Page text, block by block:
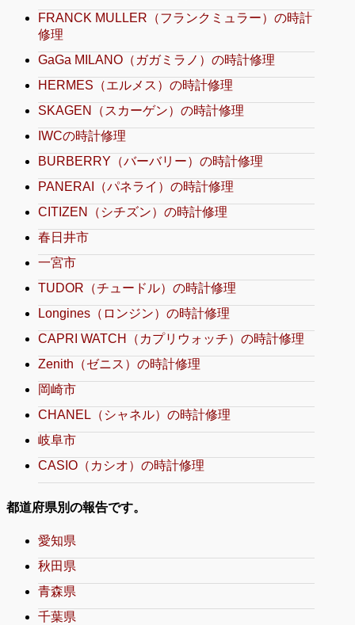
FRANCK MULLER（フランクミュラー）の時計
修理
GaGa MILANO（ガガミラノ）の時計修理
HERMES（エルメス）の時計修理
SKAGEN（スカーゲン）の時計修理
IWCの時計修理
BURBERRY（バーバリー）の時計修理
PANERAI（パネライ）の時計修理
CITIZEN（シチズン）の時計修理
春日井市
一宮市
TUDOR（チュードル）の時計修理
Longines（ロンジン）の時計修理
CAPRI WATCH（カプリウォッチ）の時計修理
Zenith（ゼニス）の時計修理
岡崎市
CHANEL（シャネル）の時計修理
岐阜市
CASIO（カシオ）の時計修理
都道府県別の報告です。
愛知県
秋田県
青森県
千葉県